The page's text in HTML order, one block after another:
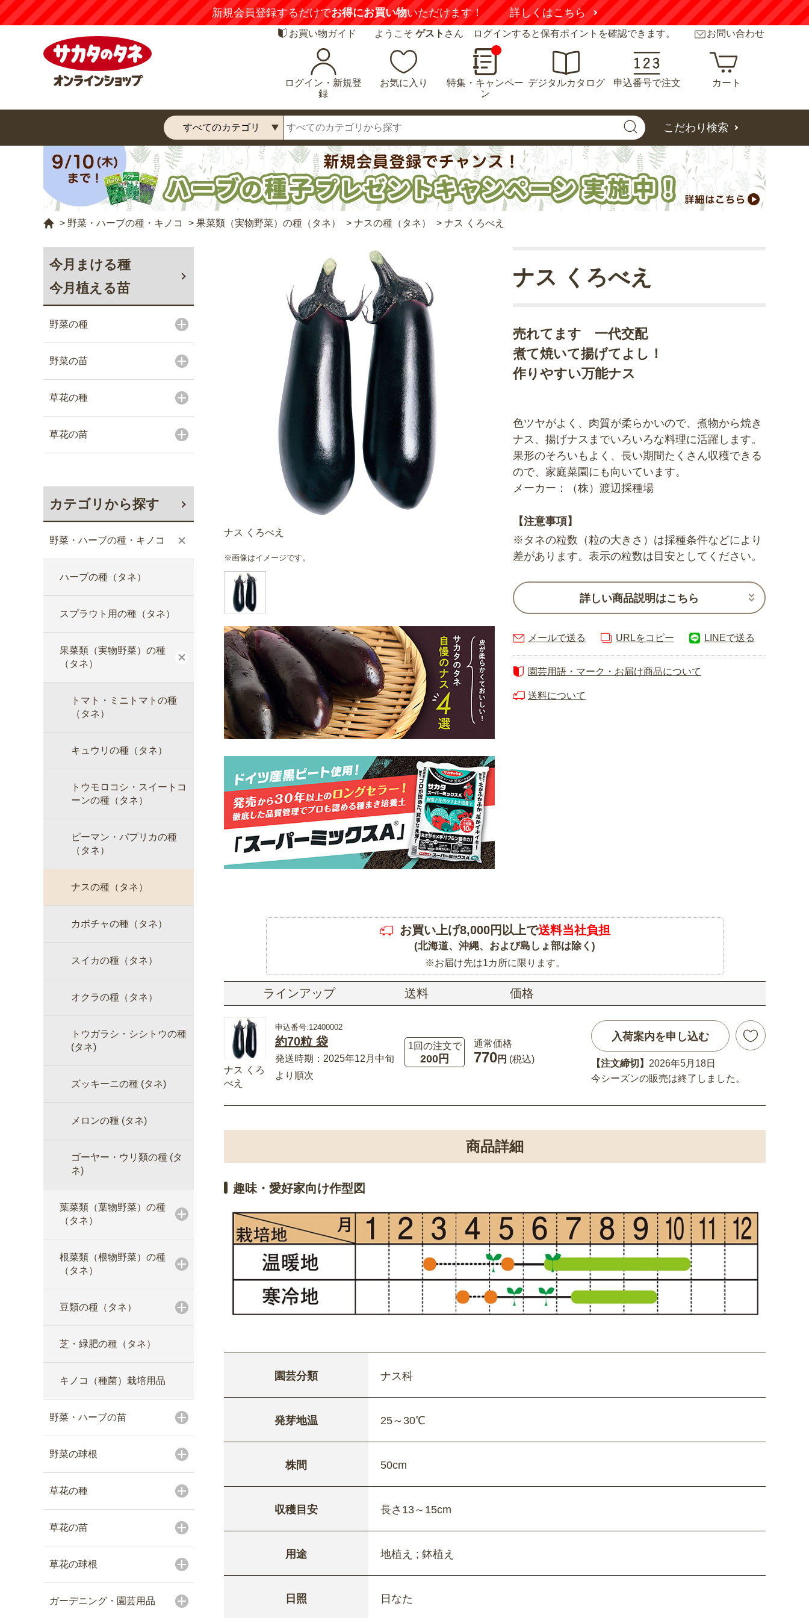
新規会員登録するだけでお得にお買い物いただけます！ 詳しくはこちら
お買い物ガイド ようこそ ゲスト さん ログインすると保有ポイントを確認できます。 お問い合わせ
ログイン・新規登
録
お気に入り
特集・キャンペー
ン
デジタルカタログ 申込番号で注文 カート
こだわり検索
> 野菜・ハーブの種・キノコ > 果菜類（実物野菜）の種（タネ） > ナスの種（タネ） > ナス くろべえ
今月まける種
今月植える苗
野菜の種
野菜の苗
草花の種
草花の苗
カテゴリから探す
野菜・ハーブの種・キノコ
ハーブの種（タネ）
スプラウト用の種（タネ）
果菜類（実物野菜）の種
（タネ）
トマト・ミニトマトの種
（タネ）
キュウリの種（タネ）
トウモロコシ・スイートコ
ーンの種（タネ）
ピーマン・パプリカの種
（タネ）
ナスの種（タネ）
カボチャの種（タネ）
スイカの種（タネ）
オクラの種（タネ）
トウガラシ・シシトウの種
(タネ)
ズッキーニの種 (タネ)
メロンの種 (タネ)
ゴーヤー・ウリ類の種 (タ
ネ)
葉菜類（葉物野菜）の種
（タネ）
根菜類（根物野菜）の種
（タネ）
豆類の種（タネ）
芝・緑肥の種（タネ）
キノコ（種菌）栽培用品
野菜・ハーブの苗
野菜の球根
草花の種
草花の苗
草花の球根
ガーデニング・園芸用品
ナス くろべえ
※画像はイメージです。
売れてます 一代交配
煮て焼いて揚げてよし！
作りやすい万能ナス
ナス くろべえ
色ツヤがよく、肉質が柔らかいので、煮物から焼き
ナス、揚げナスまでいろいろな料理に活躍します。
果形のそろいもよく、長い期間たくさん収穫できる
ので、家庭菜園にも向いています。
メーカー：（株）渡辺採種場
【注意事項】
※タネの粒数（粒の大きさ）は採種条件などにより
差があります。表示の粒数は目安としてください。
詳しい商品説明はこちら
メールで送る URLをコピー LINEで送る
園芸用語・マーク・お届け商品について
送料について
お買い上げ8,000円以上で送料当社負担
(北海道、沖縄、および島しょ部は除く)
※お届け先は1カ所に限ります。
ラインアップ 送料 価格
ナス くろ
べえ
申込番号:12400002
約70粒 袋
発送時期：2025年12月中旬
より順次
1回の注文で
200円
通常価格
770円 (税込)
入荷案内を申し込む
【注文締切】 2026年5月18日
今シーズンの販売は終了しました。
商品詳細
趣味・愛好家向け作型図
園芸分類 ナス科
発芽地温 25～30℃
株間 50cm
収穫目安 長さ13～15cm
用途 地植え ; 鉢植え
日照 日なた